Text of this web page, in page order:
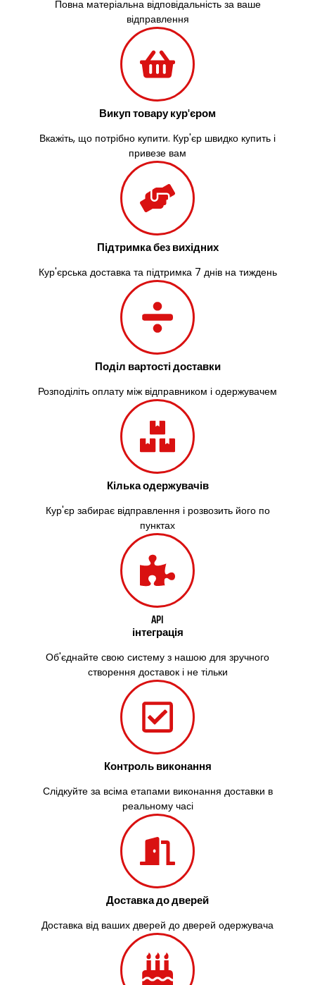
Повна матеріальна відповідальність за ваше
відправлення
Викуп товару кур'єром
Вкажіть, що потрібно купити. Кур'єр швидко купить і
привезе вам
Підтримка без вихідних
Кур'єрська доставка та підтримка 7 днів на тиждень
Поділ вартості доставки
Розподіліть оплату між відправником і одержувачем
Кілька одержувачів
Кур'єр забирає відправлення і розвозить його по
пунктах
API
інтеграція
Об'єднайте свою систему з нашою для зручного
створення доставок і не тільки
Контроль виконання
Слідкуйте за всіма етапами виконання доставки в
реальному часі
Доставка до дверей
Доставка від ваших дверей до дверей одержувача